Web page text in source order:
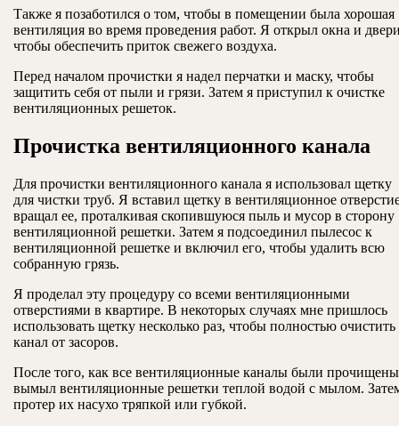
Также я позаботился о том, чтобы в помещении была хорошая
вентиляция во время проведения работ. Я открыл окна и
чтобы обеспечить приток свежего воздуха.
Перед началом прочистки я надел перчатки и маску, чтобы
защитить себя от пыли и грязи. Затем я приступил к очистке
вентиляционных решеток.
Прочистка вентиляционного канала
Для прочистки вентиляционного канала я использовал щетку
для чистки труб. Я вставил щетку в вентиляционное
вращал ее, проталкивая скопившуюся пыль и мусор в сторону
вентиляционной решетки. Затем я подсоединил пылесос к
вентиляционной решетке и включил его, чтобы удалить всю
собранную грязь.
Я проделал эту процедуру со всеми вентиляционными
отверстиями в квартире. В некоторых случаях мне пришлось
использовать щетку несколько раз, чтобы полностью очистить
канал от засоров.
После того, как все вентиляционные каналы были
вымыл вентиляционные решетки теплой водой с мылом.
протер их насухо тряпкой или губкой.